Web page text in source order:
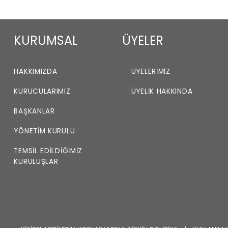
KURUMSAL
HAKKIMIZDA
KURUCULARIMIZ
BAŞKANLAR
YÖNETIM KURULU
TEMSIL EDILDIĞIMIZ
KURULUŞLAR
ÜYELER
ÜYELERIMIZ
ÜYELIK HAKKINDA